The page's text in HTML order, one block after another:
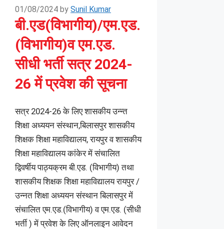
01/08/2024 by Sunil Kumar
बी.एड(विभागीय)/एम.एड.
(विभागीय)व एम.एड.
सीधी भर्ती सत्र 2024-
26 में प्रवेश की सूचना
सत्र 2024-26 के लिए शासकीय उन्‍न्‍त
शिक्षा अध्‍ययन संस्‍थान,बिलासपुर शासकीय
शिक्षक शिक्षा महाविद्यालय, रायपुर व शासकीय
शिक्षा महाविद्यालय कांकेर में संचालित
द्विवर्षीय पाठ्यक्रम बी.एड. (विभागीय) तथा
शासकीय शिक्षक शिक्षा महाविद्यालय रायपुर /
उन्‍नत शिक्षा अध्‍ययन संस्‍थान बिलासपुर में
संचालित एम.एड.(विभागीय) व एम.एड. (सीधी
भर्ती ) में प्रवेश के लिए ऑनलाइन आवेदन